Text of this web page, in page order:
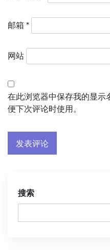
邮箱 *
网站
在此浏览器中保存我的显示
便下次评论时使用。
搜索